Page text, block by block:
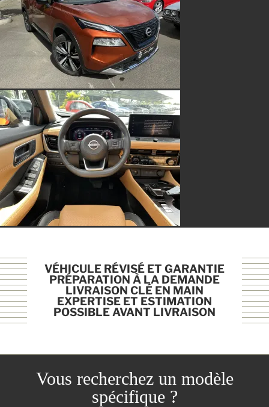
VÉHICULE RÉVISÉ ET GARANTIE
PRÉPARATION À LA DEMANDE
LIVRAISON CLÉ EN MAIN
EXPERTISE ET ESTIMATION
POSSIBLE AVANT LIVRAISON
Vous recherchez un modèle
spécifique ?